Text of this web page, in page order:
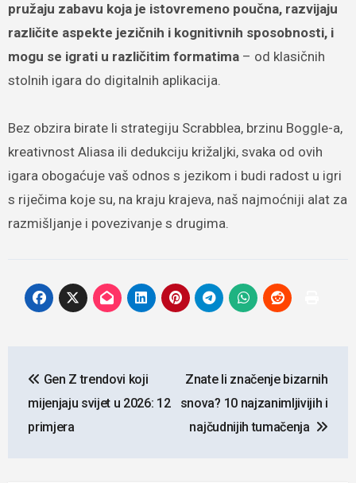
pružaju zabavu koja je istovremeno poučna, razvijaju
različite aspekte jezičnih i kognitivnih sposobnosti, i
mogu se igrati u različitim formatima– od klasičnih
stolnih igara do digitalnih aplikacija.
Bez obzira birate li strategiju Scrabblea, brzinu Boggle-a,
kreativnost Aliasa ili dedukciju križaljki, svaka od ovih
igara obogaćuje vaš odnos s jezikom i budi radost u igri
s riječima koje su, na kraju krajeva, naš najmoćniji alat za
razmišljanje i povezivanje s drugima.
objava
Gen Z trendovi koji
mijenjaju svijet u 2026: 12
primjera
Znate li značenje bizarnih
snova? 10 najzanimljivijih i
najčudnijih tumačenja